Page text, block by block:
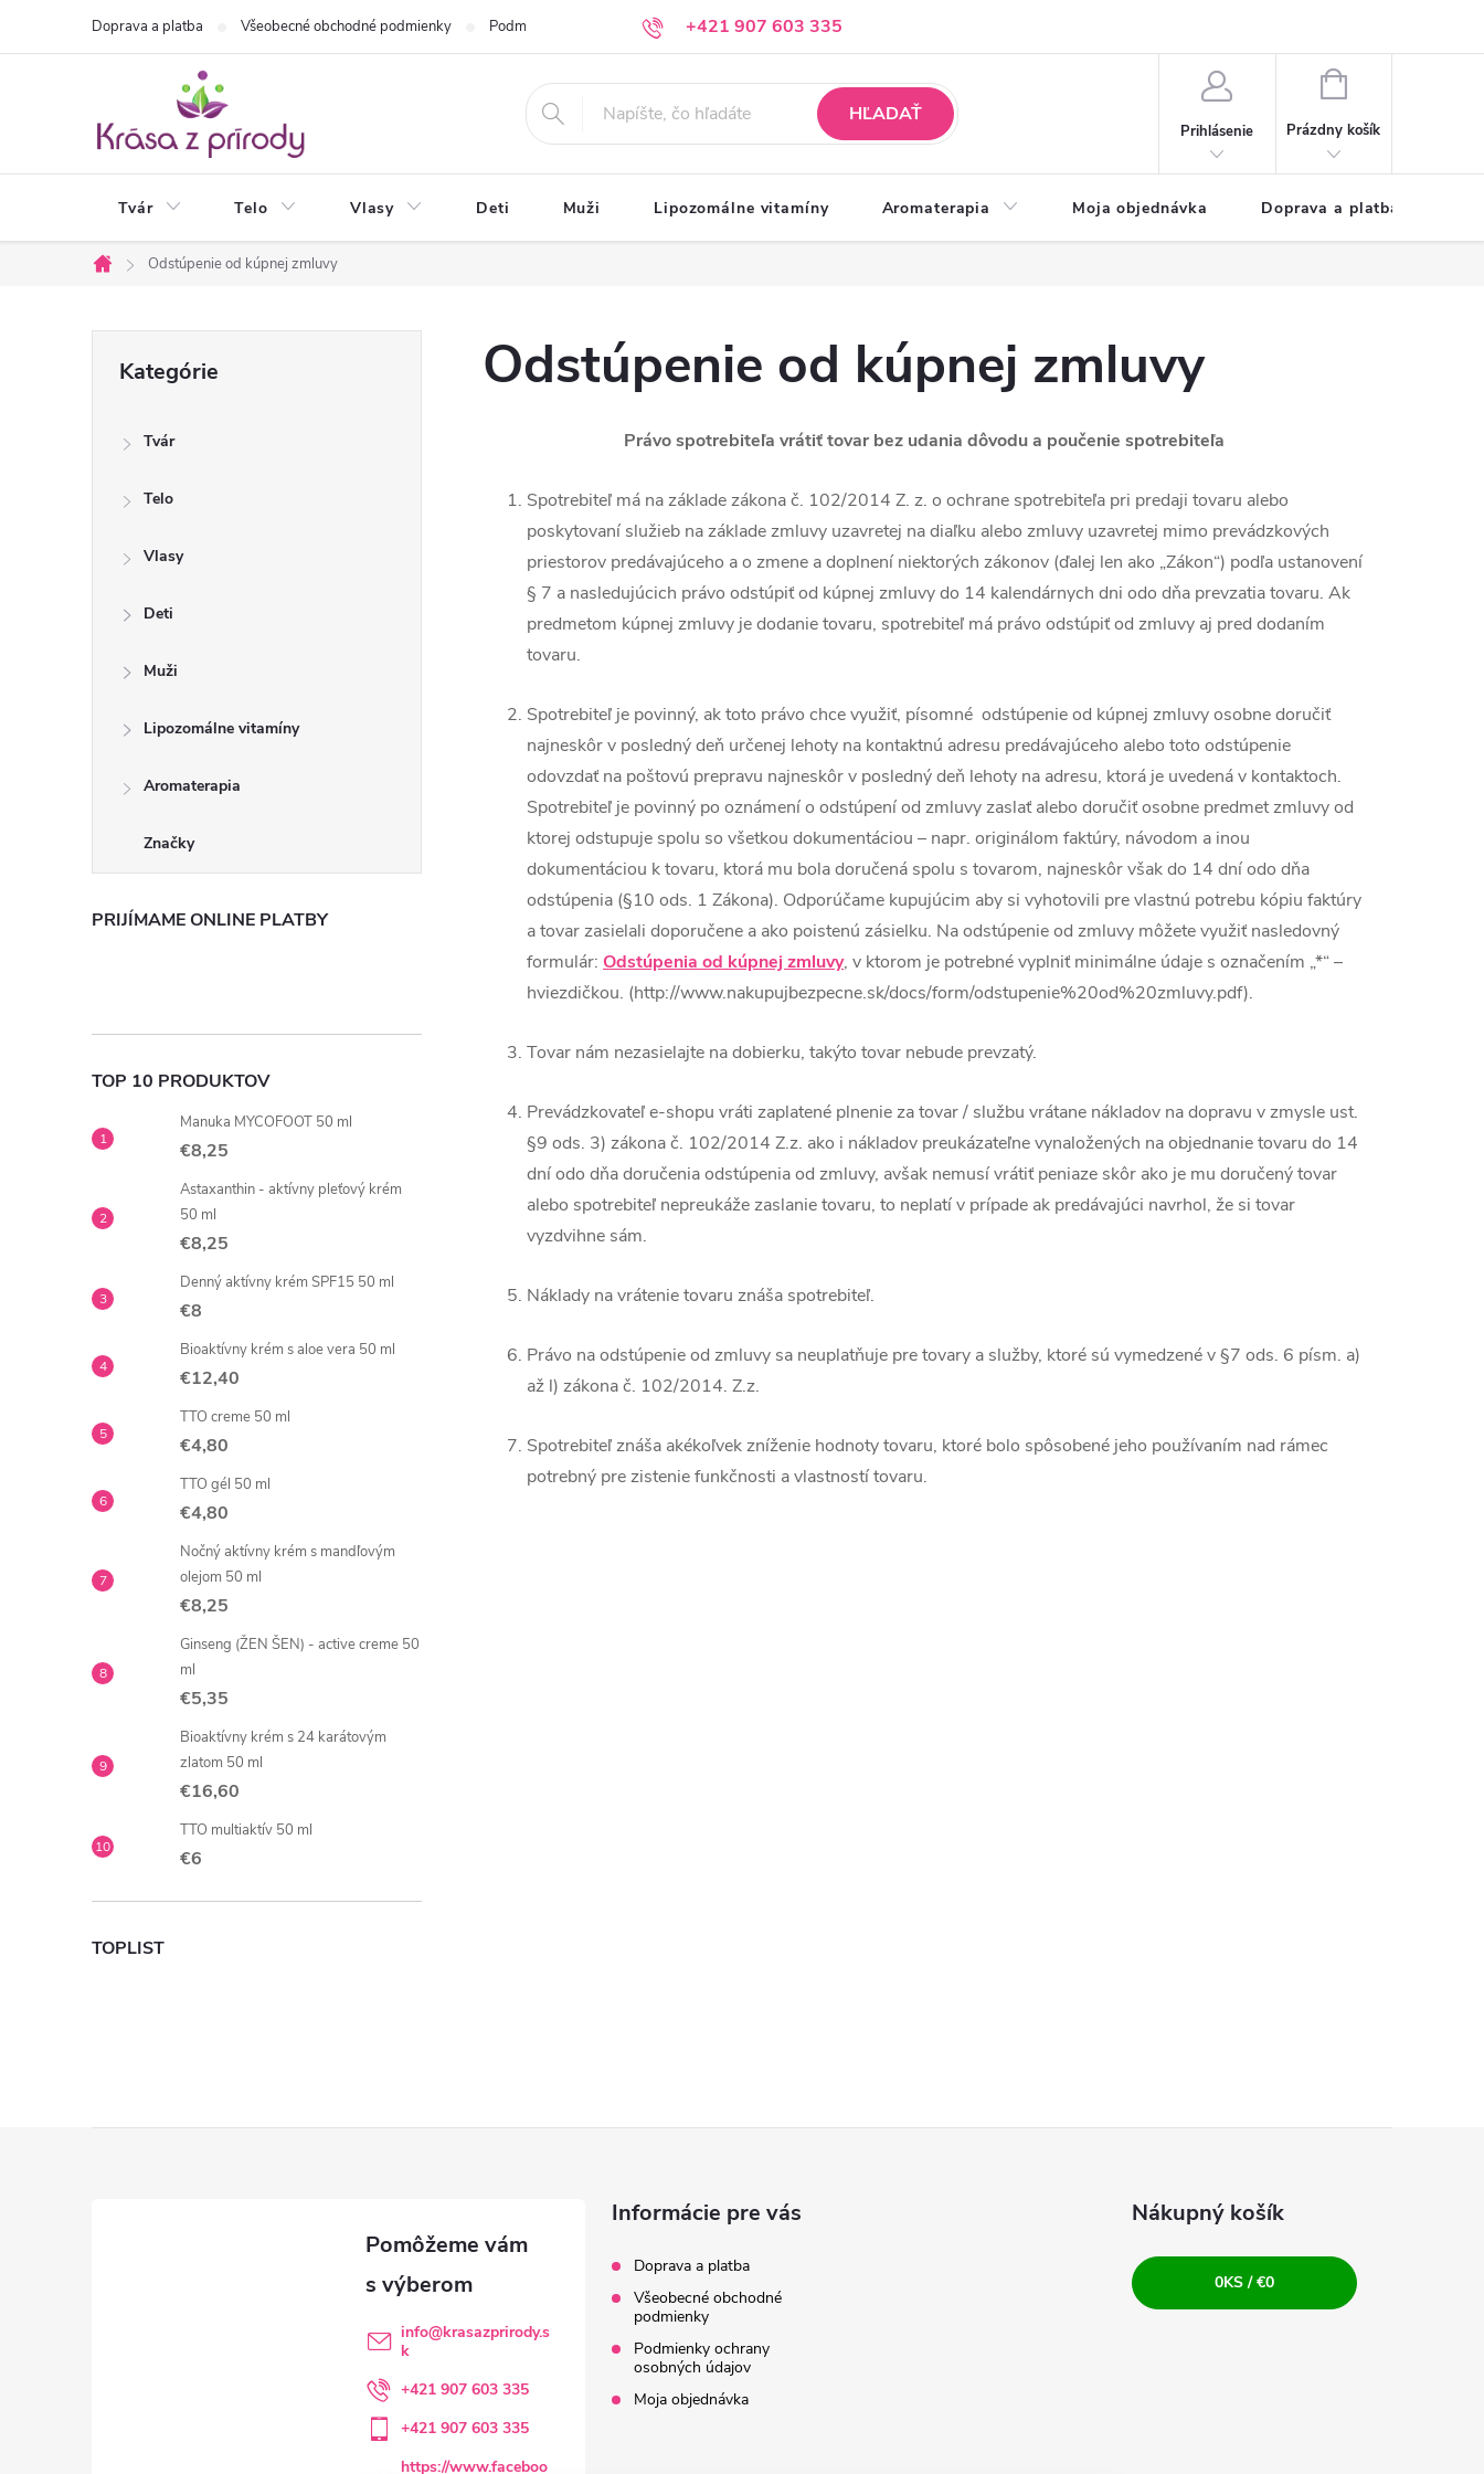
+421 907 603 335
info@krasazprirody.sk
Doprava a platba Všeobecné obchodné podmienky Podmienky ochrany osobných údajov Moja objednávka
HĽADAŤ
Prihlásenie
NÁKUPNÝ
Prázdny košík
Tvár Telo Vlasy Deti Muži Lipozomálne vitamíny Aromaterapia Moja objednávka Doprava a platba
Domov
Odstúpenie od kúpnej zmluvy
kategórie
Kategórie
Tvár
Telo
Vlasy
Deti
Muži
Lipozomálne vitamíny
Aromaterapia
Značky
PRIJÍMAME ONLINE PLATBY
TOP 10 PRODUKTOV
Manuka MYCOFOOT 50 ml
€8,25
Astaxanthin - aktívny pleťový krém
50 ml
€8,25
Denný aktívny krém SPF15 50 ml
€8
Bioaktívny krém s aloe vera 50 ml
€12,40
TTO creme 50 ml
€4,80
TTO gél 50 ml
€4,80
Nočný aktívny krém s mandľovým
olejom 50 ml
€8,25
Ginseng (ŽEN ŠEN) - active creme 50
ml
€5,35
Bioaktívny krém s 24 karátovým
zlatom 50 ml
€16,60
TTO multiaktív 50 ml
€6
TOPLIST
Odstúpenie od kúpnej zmluvy
Právo spotrebiteľa vrátiť tovar bez udania dôvodu a poučenie spotrebiteľa
Spotrebiteľ má na základe zákona č. 102/2014 Z. z. o ochrane spotrebiteľa pri predaji tovaru alebo
poskytovaní služieb na základe zmluvy uzavretej na diaľku alebo zmluvy uzavretej mimo prevádzkových
priestorov predávajúceho a o zmene a doplnení niektorých zákonov (ďalej len ako „Zákon“) podľa ustanovení
§ 7 a nasledujúcich právo odstúpiť od kúpnej zmluvy do 14 kalendárnych dni odo dňa prevzatia tovaru. Ak
predmetom kúpnej zmluvy je dodanie tovaru, spotrebiteľ má právo odstúpiť od zmluvy aj pred dodaním
tovaru.
Spotrebiteľ je povinný, ak toto právo chce využiť, písomné odstúpenie od kúpnej zmluvy osobne doručiť
najneskôr v posledný deň určenej lehoty na kontaktnú adresu predávajúceho alebo toto odstúpenie
odovzdať na poštovú prepravu najneskôr v posledný deň lehoty na adresu, ktorá je uvedená v kontaktoch.
Spotrebiteľ je povinný po oznámení o odstúpení od zmluvy zaslať alebo doručiť osobne predmet zmluvy od
ktorej odstupuje spolu so všetkou dokumentáciou – napr. originálom faktúry, návodom a inou
dokumentáciou k tovaru, ktorá mu bola doručená spolu s tovarom, najneskôr však do 14 dní odo dňa
odstúpenia (§10 ods. 1 Zákona). Odporúčame kupujúcim aby si vyhotovili pre vlastnú potrebu kópiu faktúry
a tovar zasielali doporučene a ako poistenú zásielku. Na odstúpenie od zmluvy môžete využiť nasledovný
formulár: Odstúpenia od kúpnej zmluvy, v ktorom je potrebné vyplniť minimálne údaje s označením „*“ –
hviezdičkou. (http://www.nakupujbezpecne.sk/docs/form/odstupenie%20od%20zmluvy.pdf).
Tovar nám nezasielajte na dobierku, takýto tovar nebude prevzatý.
Prevádzkovateľ e-shopu vráti zaplatené plnenie za tovar / službu vrátane nákladov na dopravu v zmysle ust.
§9 ods. 3) zákona č. 102/2014 Z.z. ako i nákladov preukázateľne vynaložených na objednanie tovaru do 14
dní odo dňa doručenia odstúpenia od zmluvy, avšak nemusí vrátiť peniaze skôr ako je mu doručený tovar
alebo spotrebiteľ nepreukáže zaslanie tovaru, to neplatí v prípade ak predávajúci navrhol, že si tovar
vyzdvihne sám.
Náklady na vrátenie tovaru znáša spotrebiteľ.
Právo na odstúpenie od zmluvy sa neuplatňuje pre tovary a služby, ktoré sú vymedzené v §7 ods. 6 písm. a)
až l) zákona č. 102/2014. Z.z.
Spotrebiteľ znáša akékoľvek zníženie hodnoty tovaru, ktoré bolo spôsobené jeho používaním nad rámec
potrebný pre zistenie funkčnosti a vlastností tovaru.
info@krasazprirody.s
k
+421 907 603 335
+421 907 603 335
https://www.faceboo
Informácie pre vás
Doprava a platba
Všeobecné obchodné
podmienky
Podmienky ochrany
osobných údajov
Moja objednávka
Nákupný košík
0KS /€0